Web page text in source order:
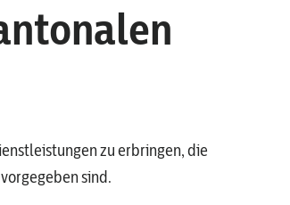
zu erbringen, die
sind.